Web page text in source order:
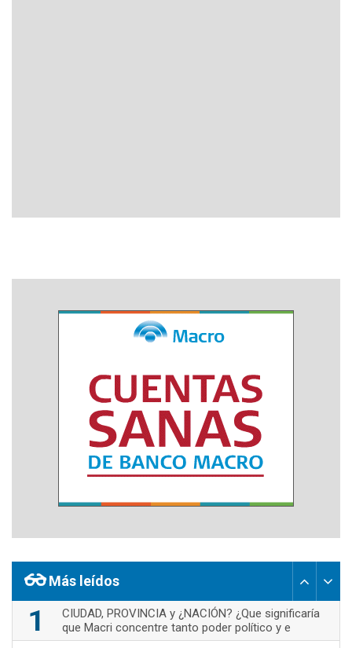
Más leídos
1
CIUDAD, PROVINCIA y ¿NACIÓN? ¿Que significaría
que Macri concentre tanto poder político y e